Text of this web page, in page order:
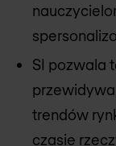
SI pozwala
trendów
czasie